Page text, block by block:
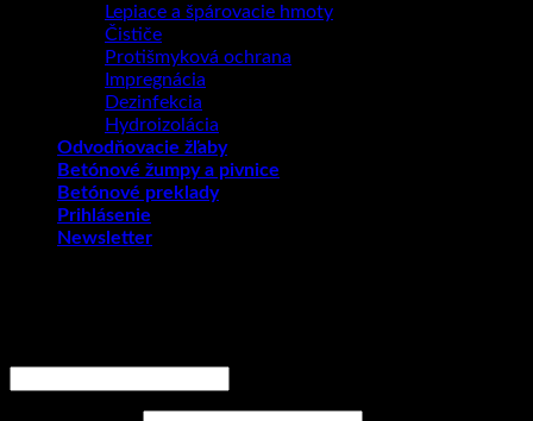
Lepiace a špárovacie hmoty
Čističe
Protišmyková ochrana
Impregnácia
Dezinfekcia
Hydroizolácia
Odvodňovacie žľaby
Betónové žumpy a pivnice
Betónové preklady
Prihlásenie
Newsletter